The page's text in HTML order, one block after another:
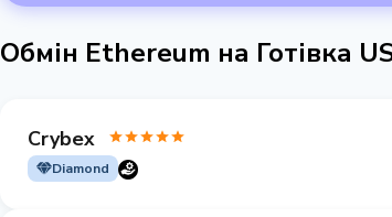
Обмін Ethereum на Готівка
Crybex
Diamond